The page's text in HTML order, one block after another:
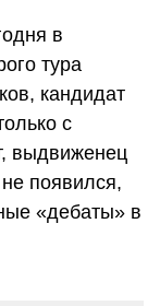
в
тура
кандидат
с
выдвиженец
появился,
«дебаты» в